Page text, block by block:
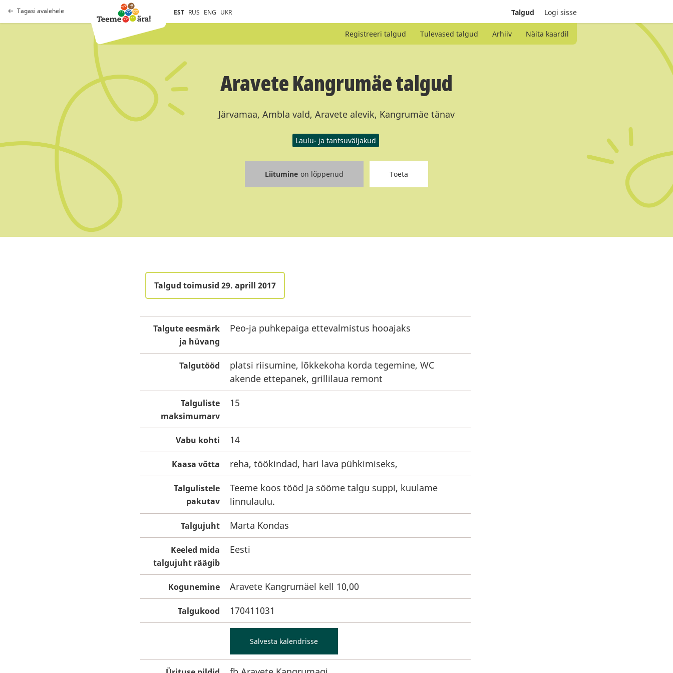
Tagasi avalehele EST RUS ENG UKR Talgud Logi sisse
Registreeri talgud Tulevased talgud Arhiiv Näita kaardil
Aravete Kangrumäe talgud
Järvamaa, Ambla vald, Aravete alevik, Kangrumäe tänav
Laulu- ja tantsuväljakud
Liitumine on lõppenud Toeta
Talgud toimusid 29. aprill 2017
Talgute eesmärk
ja hüvang
Peo-ja puhkepaiga ettevalmistus hooajaks
Talgutööd
platsi riisumine, lõkkekoha korda tegemine, WC
akende ettepanek, grillilaua remont
Talguliste
maksimumarv
15
Vabu kohti 14
Kaasa võtta reha, töökindad, hari lava pühkimiseks,
Talgulistele
pakutav
Teeme koos tööd ja sööme talgu suppi, kuulame
linnulaulu.
Talgujuht Marta Kondas
Keeled mida
talgujuht räägib
Eesti
Kogunemine Aravete Kangrumäel kell 10,00
Talgukood 170411031
Salvesta kalendrisse